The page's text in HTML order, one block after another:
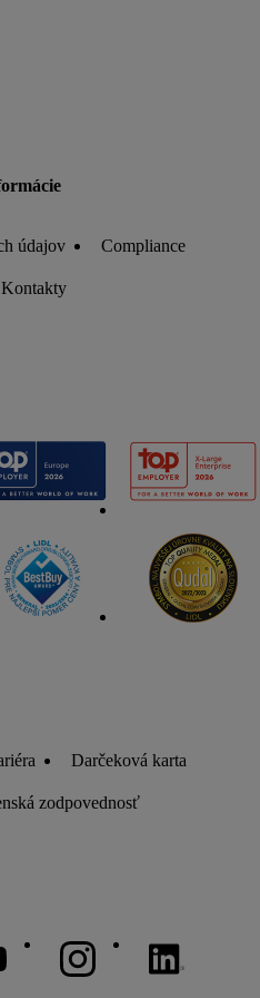
údajov Compliance
Kontakty
Darčeková karta
zodpovednosť